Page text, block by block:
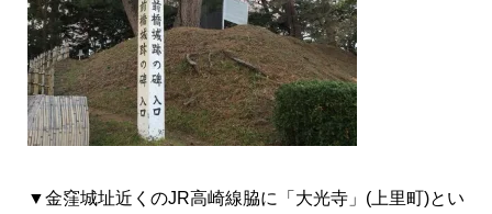
▼金窪城址近くのJR高崎線脇に「大光寺」(上里町)とい